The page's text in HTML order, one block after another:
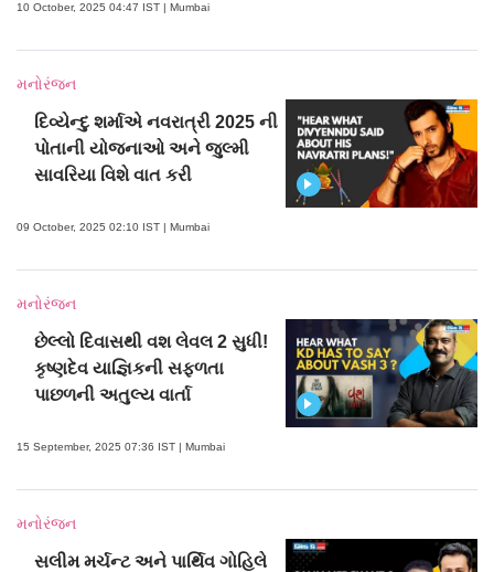
10 October, 2025 04:47 IST | Mumbai
મનોરંજન
દિવ્યેન્દુ શર્માએ નવરાત્રી 2025 ની
પોતાની યોજનાઓ અને જુલ્મી
સાવરિયા વિશે વાત કરી
09 October, 2025 02:10 IST | Mumbai
મનોરંજન
છેલ્લો દિવાસથી વશ લેવલ 2 સુધી!
કૃષ્ણદેવ યાજ્ઞિકની સફળતા
પાછળની અતુલ્ય વાર્તા
15 September, 2025 07:36 IST | Mumbai
મનોરંજન
સલીમ મર્ચન્ટ અને પાર્થિવ ગોહિલે